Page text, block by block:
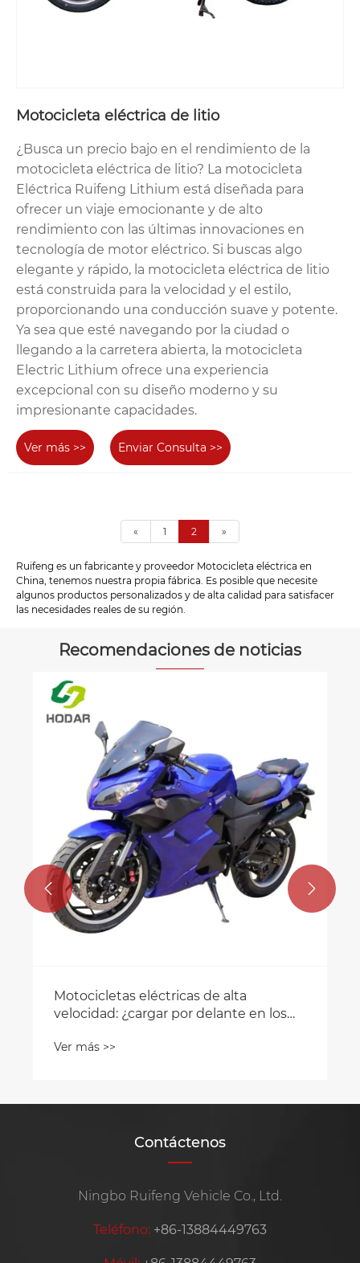
Motocicleta eléctrica de litio
¿Busca un precio bajo en el rendimiento de la
motocicleta eléctrica de litio? La motocicleta
Eléctrica Ruifeng Lithium está diseñada para
ofrecer un viaje emocionante y de alto
rendimiento con las últimas innovaciones en
tecnología de motor eléctrico. Si buscas algo
elegante y rápido, la motocicleta eléctrica de litio
está construida para la velocidad y el estilo,
proporcionando una conducción suave y potente.
Ya sea que esté navegando por la ciudad o
llegando a la carretera abierta, la motocicleta
Electric Lithium ofrece una experiencia
excepcional con su diseño moderno y su
impresionante capacidades.
Ver más >> Enviar Consulta >>
« 1 2 »
Ruifeng es un fabricante y proveedor Motocicleta eléctrica en
China, tenemos nuestra propia fábrica. Es posible que necesite
algunos productos personalizados y de alta calidad para satisfacer
las necesidades reales de su región.
Recomendaciones de noticias
Motocicletas eléctricas de alta
velocidad: ¿cargar por delante en los
Ver más >>
 
Contáctenos
Ningbo Ruifeng Vehicle Co., Ltd.
Teléfono: +86-13884449763